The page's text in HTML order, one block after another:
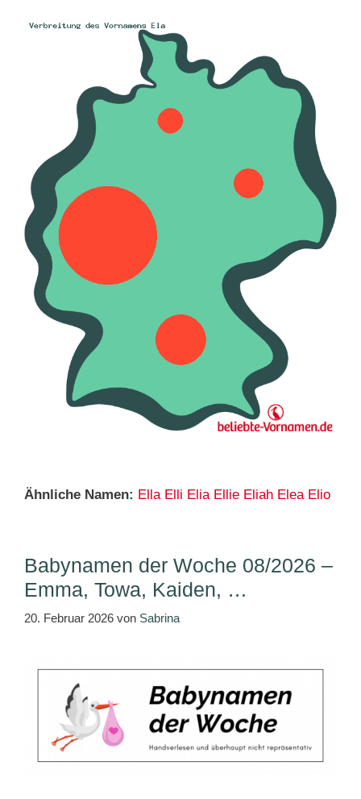
Ähnliche Namen: Ella Elli Elia Ellie Eliah Elea Elio
Babynamen der Woche 08/2026 –
Emma, Towa, Kaiden, …
20. Februar 2026 von Sabrina